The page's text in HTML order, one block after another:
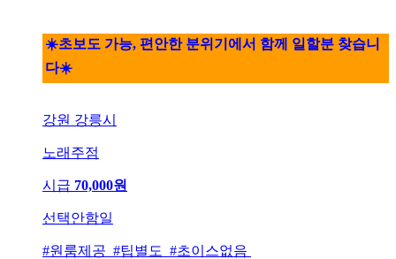
☀️초보도 가능, 편안한 분위기에서 함께 일할분 찾습니
다☀️
강원 강릉시
노래주점
시급 70,000원
선택안함일
#원룸제공 #팁별도 #초이스없음